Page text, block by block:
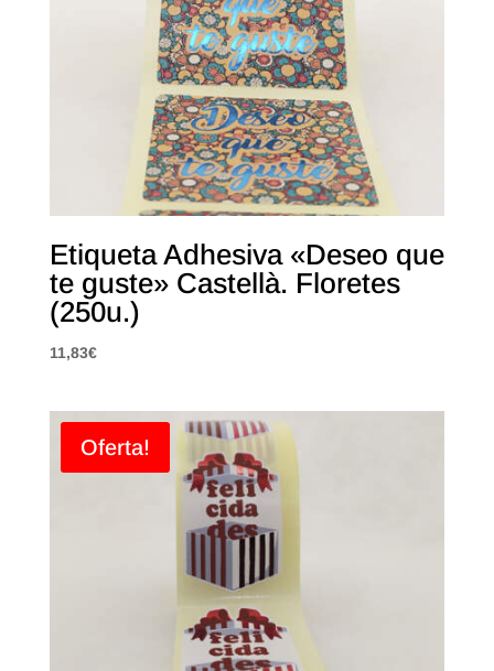
Etiqueta Adhesiva «Deseo que
te guste» Castellà. Floretes
(250u.)
11,83€
Oferta!